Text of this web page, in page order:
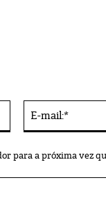
para a próxima vez